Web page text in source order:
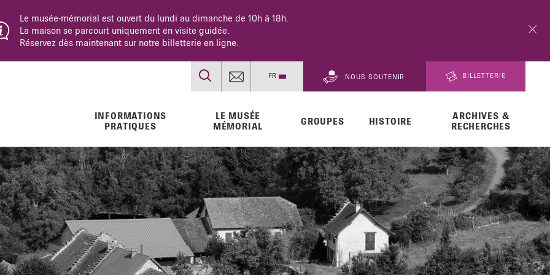
est fermé pour travaux jusqu’en novembre 2026. Vérifiez votre trajet en amont ou suivez les déviations
A43.
FR
DE
NOUS SOUTENIR BILLETTERIE
INFORMATIONS
PRATIQUES
LE MUSÉE
MÉMORIAL
GROUPES HISTOIRE
en
ARCHIVES &
RECHERCHES